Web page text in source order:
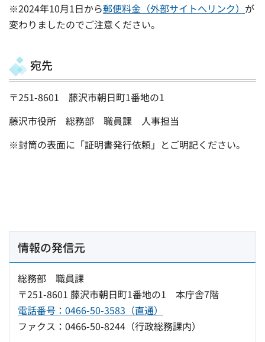
※2024年10月1日から郵便料金（外部サイトへリンク） が
変わりましたのでご注意ください。
宛先
〒251-8601 藤沢市朝日町1番地の1
藤沢市役所 総務部 職員課 人事担当
※封筒の表面に「証明書発行依頼」とご明記ください。
情報の発信元
総務部 職員課
〒251-8601 藤沢市朝日町1番地の1 本庁舎7階
電話番号：0466-50-3583（直通）
ファクス：0466-50-8244（行政総務課内）